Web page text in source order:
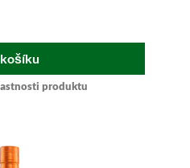
produktu